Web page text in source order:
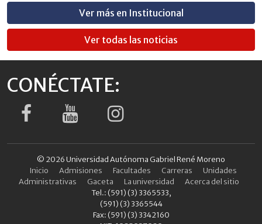
Ver más en Institucional
Ver todas las noticias
CONÉCTATE:
© 2026 Universidad Autónoma Gabriel René Moreno
Inicio
Admisiones Facultades Carreras
Unidades
Administrativas
Gaceta La universidad
Acerca del sitio
Tel.: (591) (3) 3365533,
(591) (3) 3365544
Fax: (591) (3) 3342160